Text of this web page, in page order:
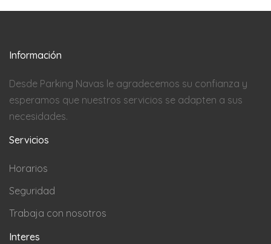
Información
Desde Parking Navas le agradecemos su confianza y
esperamos que nuestros servicios se adapten a sus
necesidades.
Servicios
Horarios
Seguridad
Trabaja con nosotros
Interes